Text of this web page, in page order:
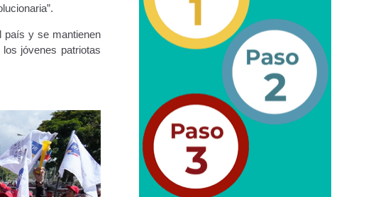
Transporte Internacional Transporte Público
Depositados en Estacionamiento de Guarda y Custodia
país y se mantienen
jóvenes patriotas